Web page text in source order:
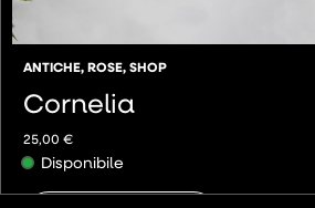
ANTICHE,ROSE,SHOP
Cornelia
25,00 €
Disponibile